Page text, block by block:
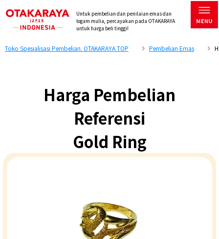
Untuk pembelian dan penilaian emas dan
logam mulia, percayakan pada OTAKARAYA
untuk harga beli tinggi!
Toko Spesialisasi Pembelian. OTAKARAYA TOP Pembelian Emas
Harga Pembelian
Referensi
Gold Ring